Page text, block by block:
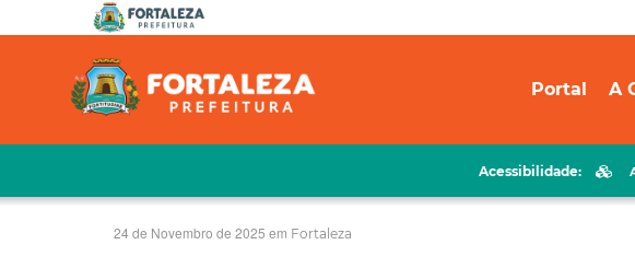
Portal A
Acessibilidade:
24 de Novembro de 2025 em Fortaleza